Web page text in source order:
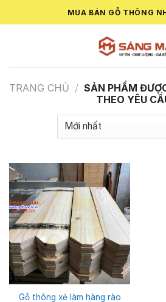
to
MUA BÁN GỖ THÔNG
TRANG CHỦ / SẢN PHẨM
THEO YÊU
Gỗ thông xẻ làm hàng rào